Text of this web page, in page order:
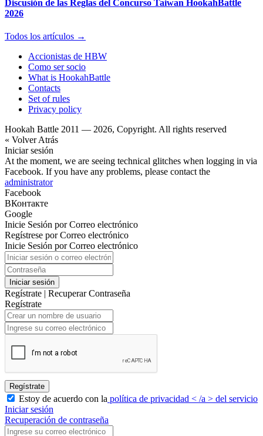
Discusión de las Reglas del Concurso Taiwan HookahBattle
2026
Todos los artículos →
Accionistas de HBW
Como ser socio
What is HookahBattle
Contacts
Set of rules
Privacy policy
Hookah Battle 2011 — 2026, Copyright. All rights reserved
« Volver Atrás
Iniciar sesión
At the moment, we are seeing technical glitches when logging in via
Facebook. If you have any problems, please contact the
administrator
Facebook
ВКонтакте
Google
Inicie Sesión por Correo electrónico
Regístrese por Correo electrónico
Inicie Sesión por Correo electrónico
Iniciar sesión
Regístrate | Recuperar Contraseña
Regístrate
Regístrate
Estoy de acuerdo con la política de privacidad < /a > del servicio
Iniciar sesión
Recuperación de contraseña